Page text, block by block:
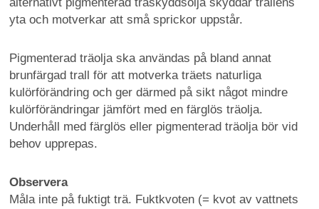
alternativt pigmenterad träskyddsolja skyddar trallens
yta och motverkar att små sprickor uppstår.
Pigmenterad träolja ska användas på bland annat
brunfärgad trall för att motverka träets naturliga
kulörförändring och ger därmed på sikt något mindre
kulörförändringar jämfört med en färglös träolja.
Underhåll med färglös eller pigmenterad träolja bör vid
behov upprepas.
Observera
Måla inte på fuktigt trä. Fuktkvoten (= kvot av vattnets